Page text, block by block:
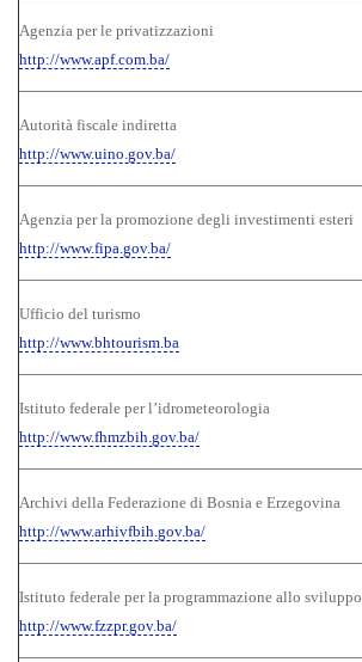
Agenzia per le privatizzazioni
http://www.apf.com.ba/
Autorità fiscale indiretta
http://www.uino.gov.ba/
Agenzia per la promozione degli investimenti esteri
http://www.fipa.gov.ba/
Ufficio del turismo
http://www.bhtourism.ba
Istituto federale per l’idrometeorologia
http://www.fhmzbih.gov.ba/
Archivi della Federazione di Bosnia e Erzegovina
http://www.arhivfbih.gov.ba/
Istituto federale per la programmazione allo sviluppo
http://www.fzzpr.gov.ba/